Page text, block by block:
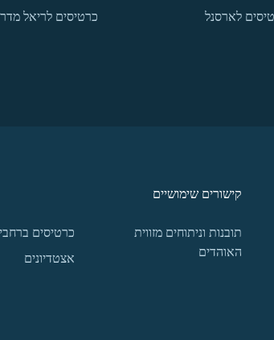
לארסנל
כרטיסים לריאל
קישורים שימושיים
תובנות וניתוחים מזווית
האוהדים
כרטיסים
אצטדיונים